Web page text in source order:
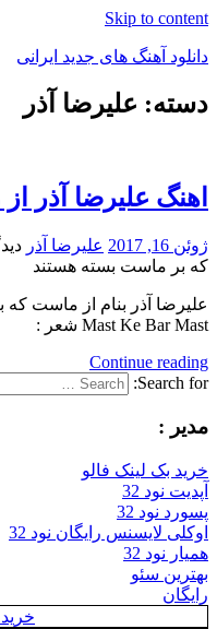
Skip to content
دانلود آهنگ های جدید ایرانی
دانلود
دسته: علیرضا آذر
اهنگ علیرضا آذر
ژوئن 16, 2017 علیرضا آذر
که بر ماست بسته هستند
Mast Ke Bar Mast شعر :
Continue reading
Search for:
مدیر :
خرید بک لینک فالو
آپدیت نود 32
پسورد نود 32
اوکلی لایسنس رایگان نود 32
همیار نود 32
بهترین سئو
رایگان